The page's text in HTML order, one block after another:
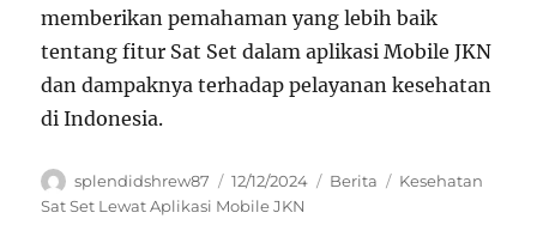
memberikan pemahaman yang lebih baik
tentang fitur Sat Set dalam aplikasi Mobile JKN
dan dampaknya terhadap pelayanan kesehatan
di Indonesia.
Author
splendidshrew87
Posted
on
12/12/2024 Categories
Berita Tags
Kesehatan
Sat Set Lewat Aplikasi Mobile JKN